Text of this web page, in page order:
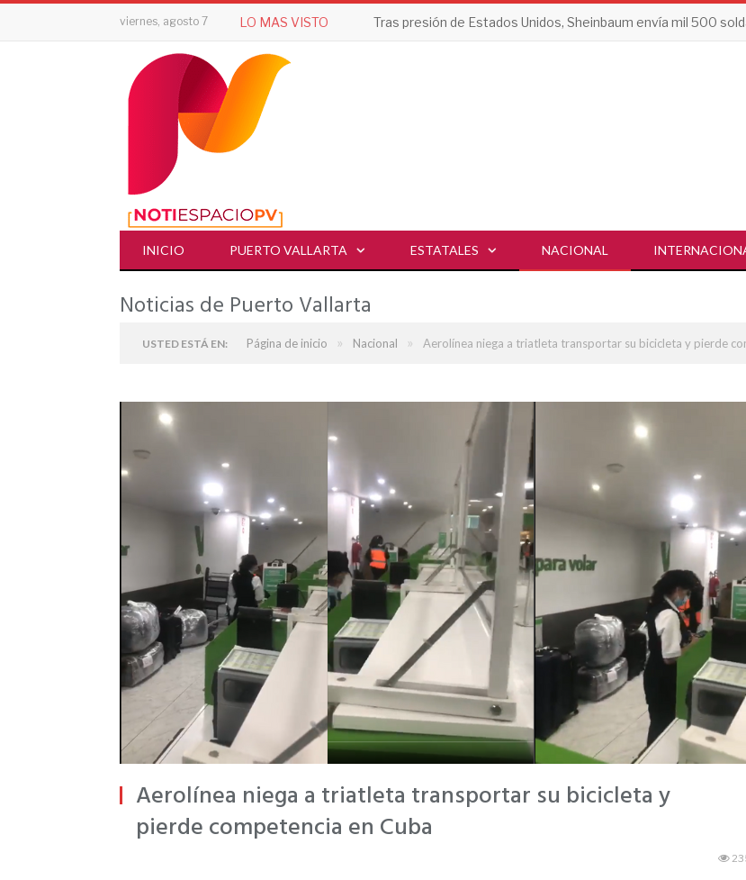
viernes, agosto 7 LO MAS VISTO
INICIO PUERTO VALLARTA ESTATALES NACIONAL
Noticias de Puerto Vallarta
USTED ESTÁ EN: Página de inicio » Nacional » Aerolínea niega a triatleta transportar su bicicleta y pierde
Aerolínea niega a triatleta transportar su bicicleta y
pierde competencia en Cuba